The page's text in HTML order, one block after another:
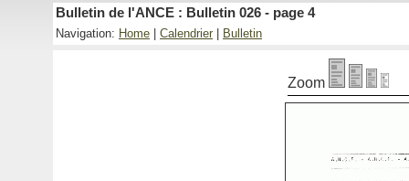
Bulletin de l'ANCE : Bulletin 026 - page 4
Navigation: Home Calendrier Bulletin
Zoom